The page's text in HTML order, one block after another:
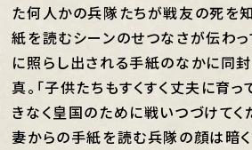
た何人かの兵隊たちが戦友の死を
紙を読むシーンのせつなさが伝わっ
に照らし出される手紙のなかに同
真。「子供たちもすくすく丈夫に育っ
きなく皇国のために戦いつづけて
妻からの手紙を読む兵隊の顔は暗